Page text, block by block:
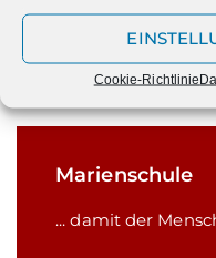
Cookie-Richtlinie
Marienschule
... damit der